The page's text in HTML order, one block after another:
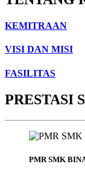
KEMITRAAN
VISI DAN MISI
FASILITAS
PRESTASI
PMR SMK